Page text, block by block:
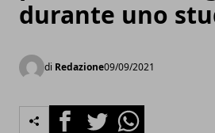
durante uno
di Redazione09/09/2021
FacebookTwitterWhatsapp